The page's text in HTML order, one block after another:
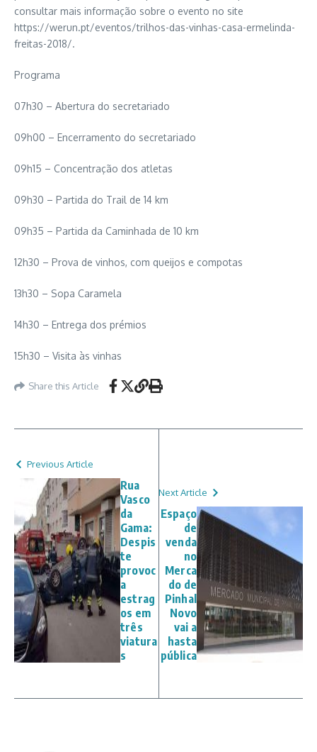
consultar mais informação sobre o evento no site
https://werun.pt/eventos/trilhos-das-vinhas-casa-ermelinda-
freitas-2018/.
Programa
07h30 – Abertura do secretariado
09h00 – Encerramento do secretariado
09h15 – Concentração dos atletas
09h30 – Partida do Trail de 14 km
09h35 – Partida da Caminhada de 10 km
12h30 – Prova de vinhos, com queijos e compotas
13h30 – Sopa Caramela
14h30 – Entrega dos prémios
15h30 – Visita às vinhas
Share this Article
Previous Article
Rua
Vasco
da
Gama:
Despis
te
provoc
a
estrag
os em
três
viatura
s
Next Article
Espaço
de
venda
no
Merca
do de
Pinhal
Novo
vai a
hasta
pública